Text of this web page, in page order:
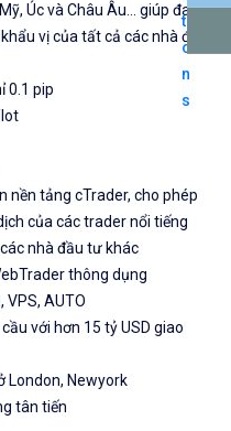
Úc và Châu Âu... giúp đa
vị của tất cả các nhà đầu
0.1 pip
nền tảng cTrader, cho phép
của các trader nổi tiếng
nhà đầu tư khác
thông dụng
VPS, AUTO
với hơn 15 tỷ USD giao
London, Newyork
tân tiến